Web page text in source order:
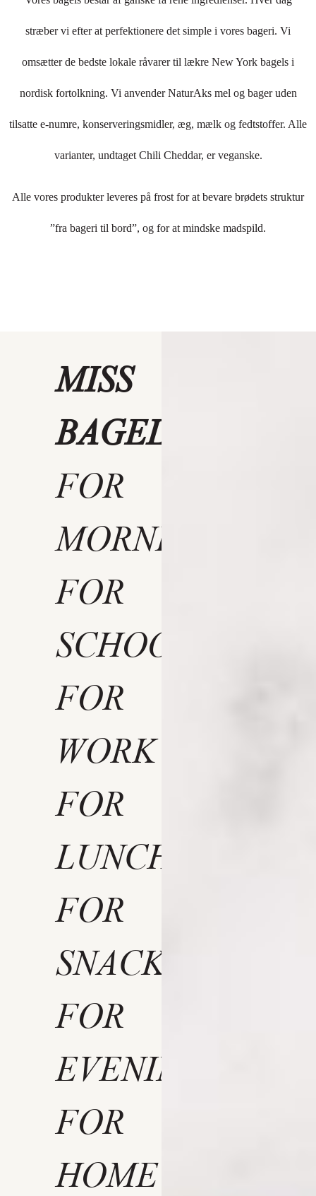
stræber vi efter at perfektionere det simple i vores bageri. Vi
omsætter de bedste lokale råvarer til lækre New York bagels i
nordisk fortolkning. Vi anvender NaturAks mel og bager uden
tilsatte e-numre, konserveringsmidler, æg, mælk og fedtstoffer. Alle
varianter, undtaget Chili Cheddar, er veganske.
Alle vores produkter leveres på frost for at bevare brødets struktur
”fra bageri til bord”, og for at mindske madspild.
MISS
BAGEL
FOR
MORNING
FOR
SCHOOL
FOR
WORK
FOR
LUNCH
FOR
SNACK
FOR
EVENING
FOR
HOME